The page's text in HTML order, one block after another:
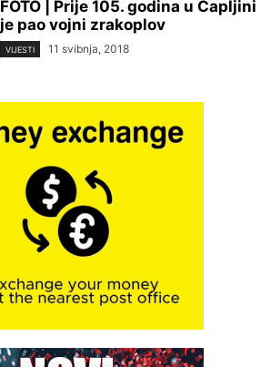
FOTO | Prije 105. godina u Čapljini
je pao vojni zrakoplov
VIJESTI 11 svibnja, 2018